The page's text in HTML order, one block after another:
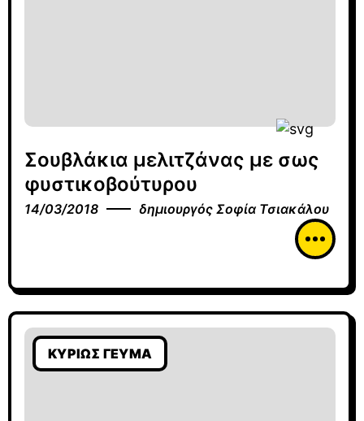
Σουβλάκια μελιτζάνας με σως
φυστικοβούτυρου
14/03/2018 δημιουργός Σοφία Τσιακάλου
ΚΥΡΊΩΣ ΓΕΎΜΑ